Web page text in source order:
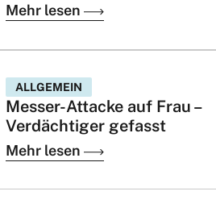
Mehr lesen
ALLGEMEIN
Messer-Attacke auf Frau –
Verdächtiger gefasst
Mehr lesen